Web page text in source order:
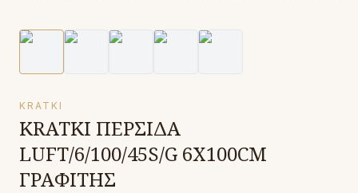
Κήπος
Εκκλησιαστικά
Σχετικά
Καλέστε μας:2651042024
KRATKI
KRATKI ΠΕΡΣΙΔΑ
LUFT/6/100/45S/G 6X100CM
ΓΡΑΦΙΤΗΣ